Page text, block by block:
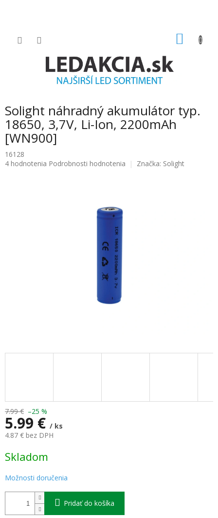
Solight náhradný akumulátor typ.
18650, 3,7V, Li-Ion, 2200mAh
[WN900]
16128
Priemerné
4 hodnotenia Podrobnosti hodnotenia Značka: Solight
7.99 € –25 %
5.99 € / ks
4.87 € bez DPH
cena:
Skladom
Možnosti doručenia
Pridať do košíka